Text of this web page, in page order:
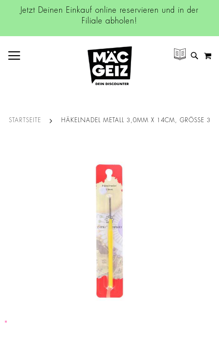
Jetzt Deinen Einkauf online reservieren und in der
Filiale abholen!
SUCHE
STARTSEITE HÄKELNADEL METALL 3,0MM X 14CM, GRÖSSE 3